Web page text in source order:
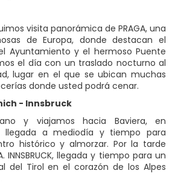
visita panorámica de PRAGA, una
de Europa, donde destacan el
Ayuntamiento y el hermoso Puente
el día con un traslado nocturno al
lugar en el que se ubican muchas
donde usted podrá cenar.
- Innsbruck
y viajamos hacia Baviera, en
llegada a mediodía y tiempo para
histórico y almorzar. Por la tarde
INNSBRUCK, llegada y tiempo para un
del Tirol en el corazón de los Alpes